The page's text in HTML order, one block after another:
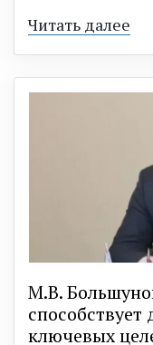
Читать далее
М.В.
ключевых